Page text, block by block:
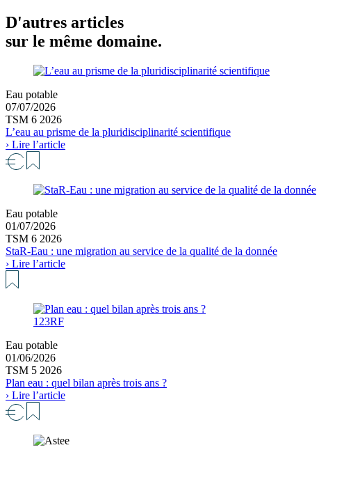
D'autres articles
sur le même domaine.
Eau potable
07/07/2026
TSM 6 2026
L’eau au prisme de la pluridisciplinarité scientifique
› Lire l’article
Eau potable
01/07/2026
TSM 6 2026
StaR-Eau : une migration au service de la qualité de la donnée
› Lire l’article
123RF
Eau potable
01/06/2026
TSM 5 2026
Plan eau : quel bilan après trois ans ?
› Lire l’article